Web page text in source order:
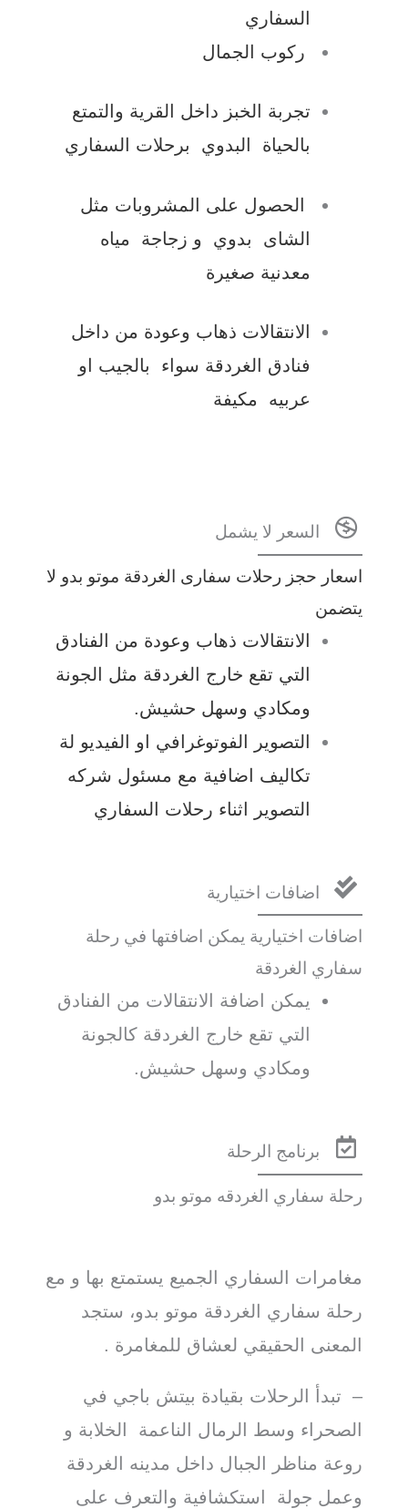
السفاري
ركوب الجمال
تجربة الخبز داخل القرية والتمتع
بالحياة البدوي برحلات السفاري
الحصول على المشروبات مثل
الشاى بدوي و زجاجة مياه
معدنية صغيرة
الانتقالات ذهاب وعودة من داخل
فنادق الغردقة سواء بالجيب او
عربيه مكيفة
السعر لا يشمل
اسعار حجز رحلات سفارى الغردقة موتو بدو لا
يتضمن
الانتقالات ذهاب وعودة من الفنادق
التي تقع خارج الغردقة مثل الجونة
ومكادي وسهل حشيش.
التصوير الفوتوغرافي او الفيديو لة
تكاليف اضافية مع مسئول شركه
التصوير اثناء رحلات السفاري
اضافات اختيارية
اضافات اختيارية يمكن اضافتها في رحلة
سفاري الغردقة
يمكن اضافة الانتقالات من الفنادق
التي تقع خارج الغردقة كالجونة
ومكادي وسهل حشيش.
برنامج الرحلة
رحلة سفاري الغردقه موتو بدو
مغامرات السفاري الجميع يستمتع بها و مع
رحلة سفاري الغردقة موتو بدو، ستجد
المعنى الحقيقي لعشاق للمغامرة .
– تبدأ الرحلات بقيادة بيتش باجي في
الصحراء وسط الرمال الناعمة الخلابة و
روعة مناظر الجبال داخل مدينه الغردقة
وعمل جولة استكشافية والتعرف على